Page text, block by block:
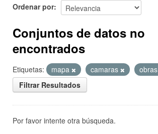
Ordenar por
Conjuntos de datos no
encontrados
Etiquetas: mapa camaras
obras
Filtrar Resultados
Por favor intente otra búsqueda.